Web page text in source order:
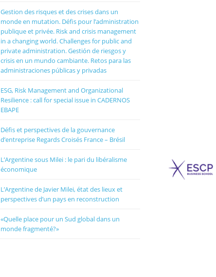
Gestion des risques et des crises dans un
monde en mutation. Défis pour l’administration
publique et privée. Risk and crisis management
in a changing world. Challenges for public and
private administration. Gestión de riesgos y
crisis en un mundo cambiante. Retos para las
administraciones públicas y privadas
ESG, Risk Management and Organizational
Resilience : call for special issue in CADERNOS
EBAPE
Défis et perspectives de la gouvernance
d’entreprise Regards Croisés France – Brésil
L’Argentine sous Milei : le pari du libéralisme
économique
L’Argentine de Javier Milei, état des lieux et
perspectives d’un pays en reconstruction
«Quelle place pour un Sud global dans un
monde fragmenté?»